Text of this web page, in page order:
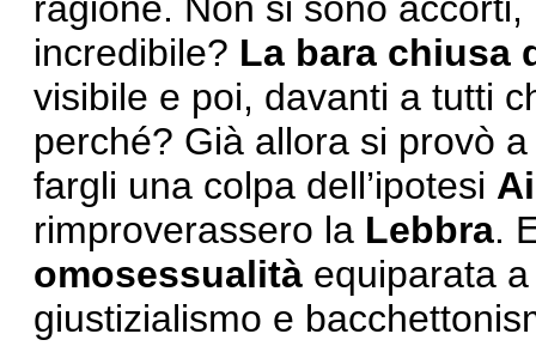
incredibile? La bara chiusa
visibile e poi, davanti a tutti
perché? Già allora si provò
fargli una colpa dell’ipotesi
rimproverassero la Lebbra.
omosessualità equiparata
giustizialismo e